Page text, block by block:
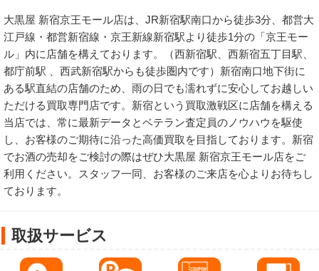
大黒屋 新宿京王モール店は、JR新宿駅南口から徒歩3分、都営大
江戸線・都営新宿線・京王新線新宿駅より徒歩1分の「京王モー
ル」内に店舗を構えております。（西新宿駅、西新宿五丁目駅、
都庁前駅 、西武新宿駅からも徒歩圏内です）新宿南口地下街に
ある駅直結の店舗のため、雨の日でも濡れずに安心してお越しい
ただける買取専門店です。新宿という買取激戦区に店舗を構える
当店では、常に最新データとベテラン査定員のノウハウを駆使
し、お客様のご期待に沿った高価買取を目指しております。新宿
でお酒の売却をご検討の際はぜひ大黒屋 新宿京王モール店をご
利用ください。スタッフ一同、お客様のご来店を心よりお待ちし
ております。
取扱サービス